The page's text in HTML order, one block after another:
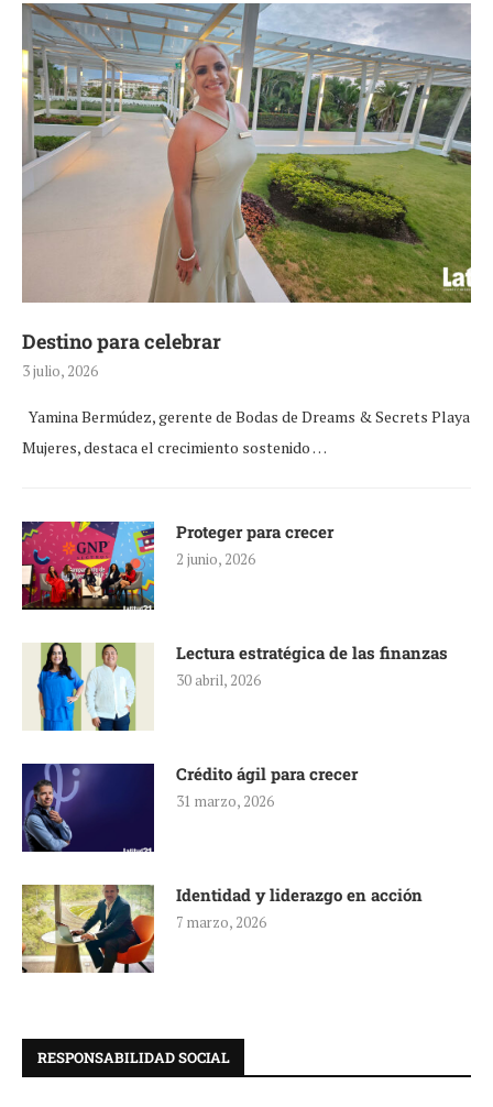
Destino para celebrar
3 julio, 2026
Yamina Bermúdez, gerente de Bodas de Dreams & Secrets Playa
Mujeres, destaca el crecimiento sostenido …
Proteger para crecer
2 junio, 2026
Lectura estratégica de las finanzas
30 abril, 2026
Crédito ágil para crecer
31 marzo, 2026
Identidad y liderazgo en acción
7 marzo, 2026
RESPONSABILIDAD SOCIAL